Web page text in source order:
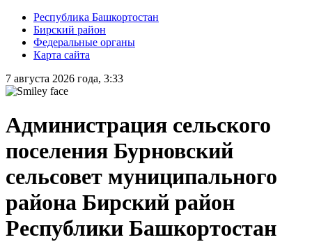
Республика Башкортостан
Бирский район
Федеральные органы
Карта сайта
7 августа 2026 года, 3:33
Администрация сельского
поселения Бурновский
сельсовет муниципального
района Бирский район
Республики Башкортостан